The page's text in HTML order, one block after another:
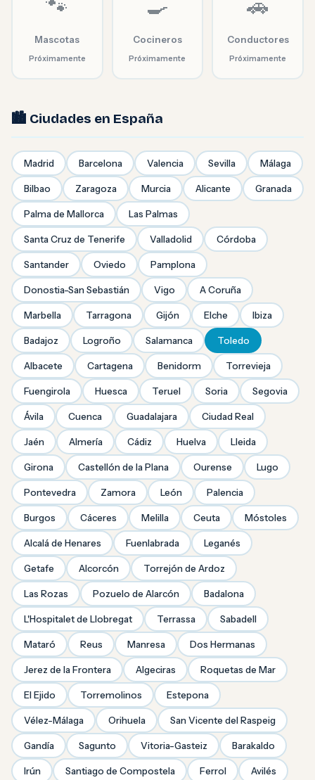
🐾
Mascotas
Próximamente
🍳
Cocineros
Próximamente
🚗
Conductores
Próximamente
🏙️ Ciudades en España
Madrid Barcelona Valencia Sevilla Málaga
Bilbao Zaragoza Murcia Alicante Granada
Palma de Mallorca Las Palmas
Santa Cruz de Tenerife Valladolid Córdoba
Santander Oviedo Pamplona
Donostia-San Sebastián Vigo A Coruña
Marbella Tarragona Gijón Elche Ibiza
Badajoz Logroño Salamanca Toledo
Albacete Cartagena Benidorm Torrevieja
Fuengirola Huesca Teruel Soria Segovia
Ávila Cuenca Guadalajara Ciudad Real
Jaén Almería Cádiz Huelva Lleida
Girona Castellón de la Plana Ourense Lugo
Pontevedra Zamora León Palencia
Burgos Cáceres Melilla Ceuta Móstoles
Alcalá de Henares Fuenlabrada Leganés
Getafe Alcorcón Torrejón de Ardoz
Las Rozas Pozuelo de Alarcón Badalona
L'Hospitalet de Llobregat Terrassa Sabadell
Mataró Reus Manresa Dos Hermanas
Jerez de la Frontera Algeciras Roquetas de Mar
El Ejido Torremolinos Estepona
Vélez-Málaga Orihuela San Vicente del Raspeig
Gandía Sagunto Vitoria-Gasteiz Barakaldo
Irún Santiago de Compostela Ferrol Avilés